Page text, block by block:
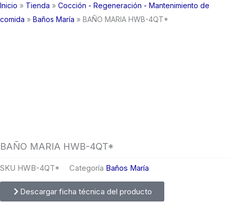
Inicio » Tienda » Cocción - Regeneración - Mantenimiento de
comida » Baños María » BAÑO MARIA HWB-4QT*
BAÑO MARIA HWB-4QT*
SKU HWB-4QT* Categoría Baños María
Descargar ficha técnica del producto